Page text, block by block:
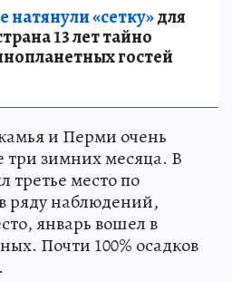
«сетку»для
13 лет тайно
гостей
и Перми очень
три зимних месяца. В
третье место по
ряду наблюдений,
январь вошел в
Почти 100% осадков